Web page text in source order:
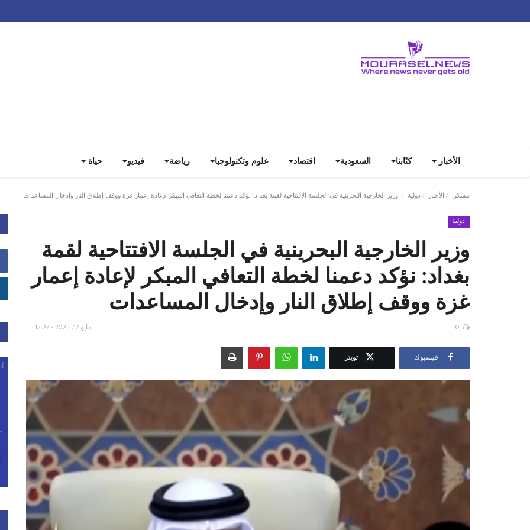
الأخبار كتّابنا السعودية اقتصاد علوم وتكنولوجيا رياضة فيديو حياة
مسكن الأخبار دولية وزير الخارجية البحرينية في الجلسة الافتتاحية لقمة بغداد: نؤكد دعمنا لخطة التعافي المبكر لإعادة إعمار غزة ووقف إطلاق النار وإدخال المساعدات
دولية
وزير الخارجية البحرينية في الجلسة الافتتاحية لقمة
بغداد: نؤكد دعمنا لخطة التعافي المبكر لإعادة إعمار
غزة ووقف إطلاق النار وإدخال المساعدات
مايو 17, 2025 - 12:27 0
فيسبوك تويتر